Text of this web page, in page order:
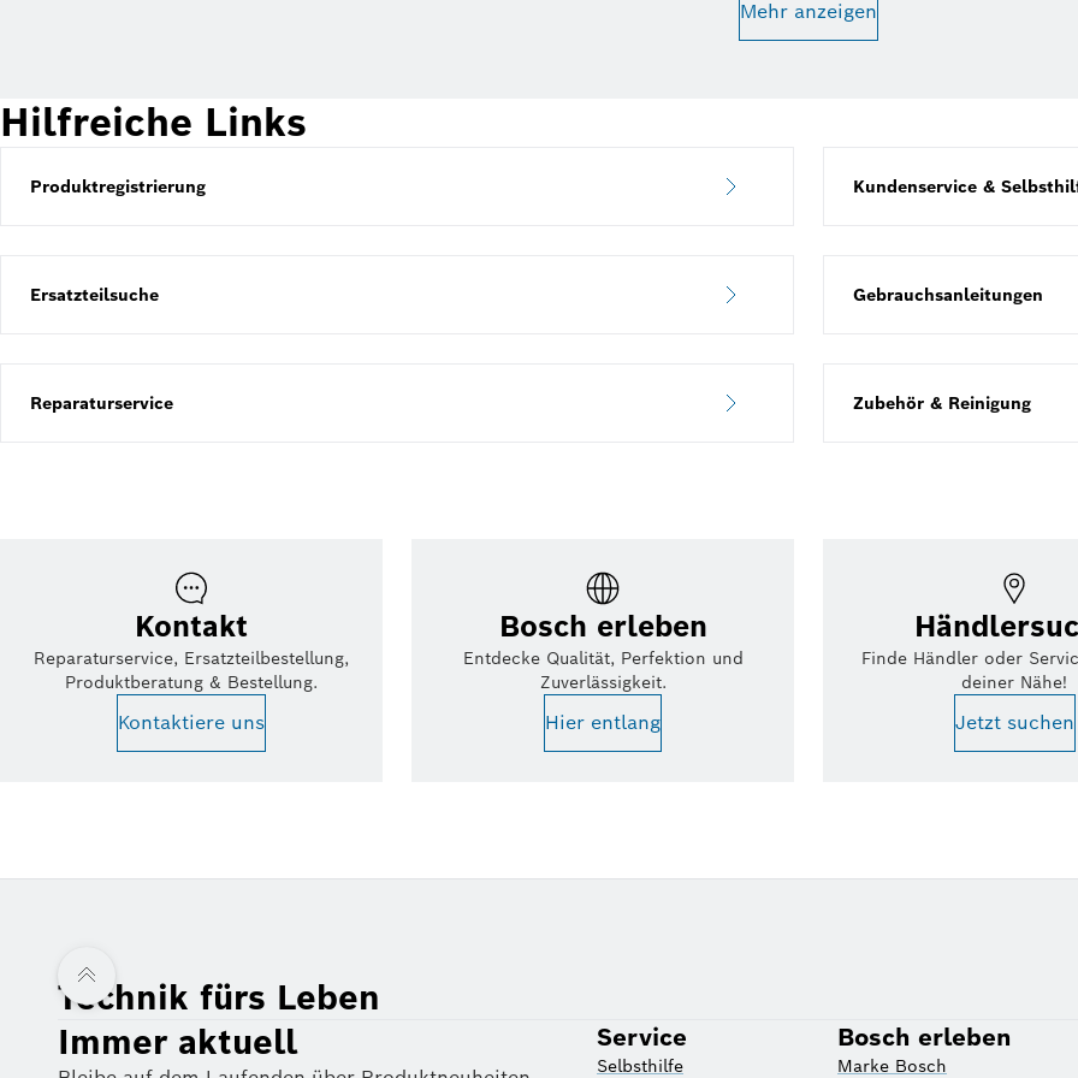
Mehr anzeigen
Hilfreiche Links
Produktregistrierung Kundenservice &
Ersatzteilsuche Gebrauchsanleitungen
Reparaturservice Zubehör & Reinigung
Kontakt
Reparaturservice, Ersatzteilbestellung,
Produktberatung & Bestellung.
Kontaktiere uns
Bosch erleben
Entdecke Qualität, Perfektion und
Zuverlässigkeit.
Hier entlang
Finde Händler oder
deiner Nähe!
Jetzt suchen
Technik fürs Leben
Immer aktuell
Service
Selbsthilfe
Bosch erleben
Marke Bosch